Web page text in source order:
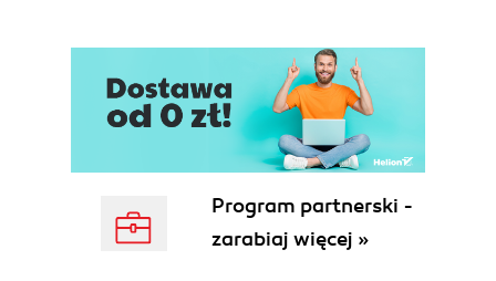
Program partnerski -
zarabiaj więcej »